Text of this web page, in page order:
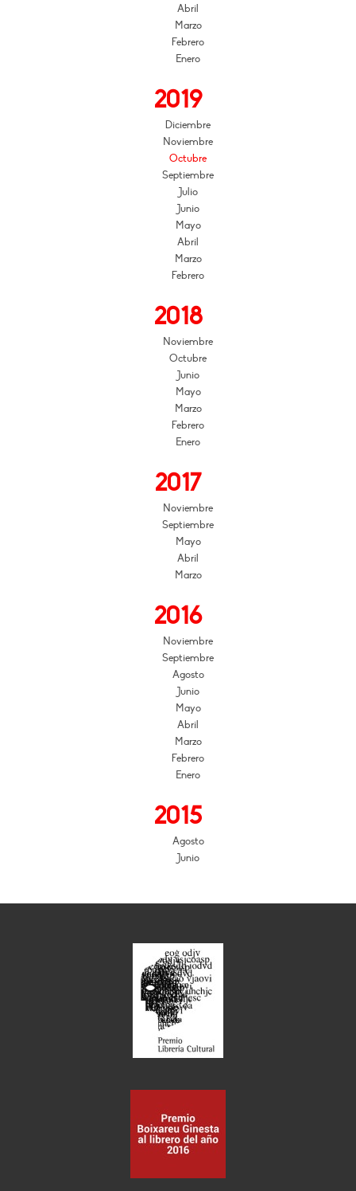
Abril
Marzo
Febrero
Enero
2019
Diciembre
Noviembre
Octubre
Septiembre
Julio
Junio
Mayo
Abril
Marzo
Febrero
2018
Noviembre
Octubre
Junio
Mayo
Marzo
Febrero
Enero
2017
Noviembre
Septiembre
Mayo
Abril
Marzo
2016
Noviembre
Septiembre
Agosto
Junio
Mayo
Abril
Marzo
Febrero
Enero
2015
Agosto
Junio